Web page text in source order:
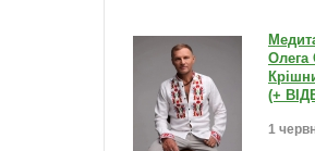
Олега
(+
1